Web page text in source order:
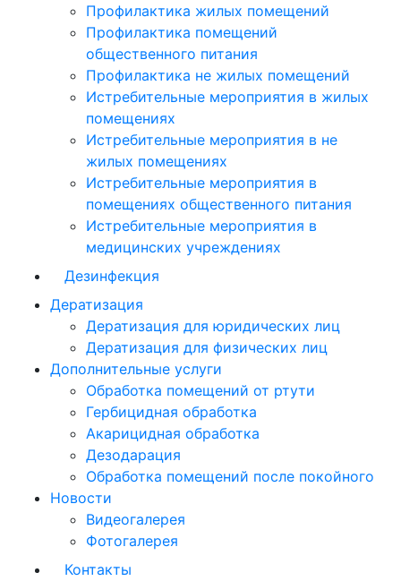
Профилактика жилых помещений
Профилактика помещений
общественного питания
Профилактика не жилых помещений
Истребительные мероприятия в жилых
помещениях
Истребительные мероприятия в не
жилых помещениях
Истребительные мероприятия в
помещениях общественного питания
Истребительные мероприятия в
медицинских учреждениях
Дезинфекция
Дератизация
Дератизация для юридических лиц
Дератизация для физических лиц
Дополнительные услуги
Обработка помещений от ртути
Гербицидная обработка
Акарицидная обработка
Дезодарация
Обработка помещений после покойного
Новости
Видеогалерея
Фотогалерея
Контакты